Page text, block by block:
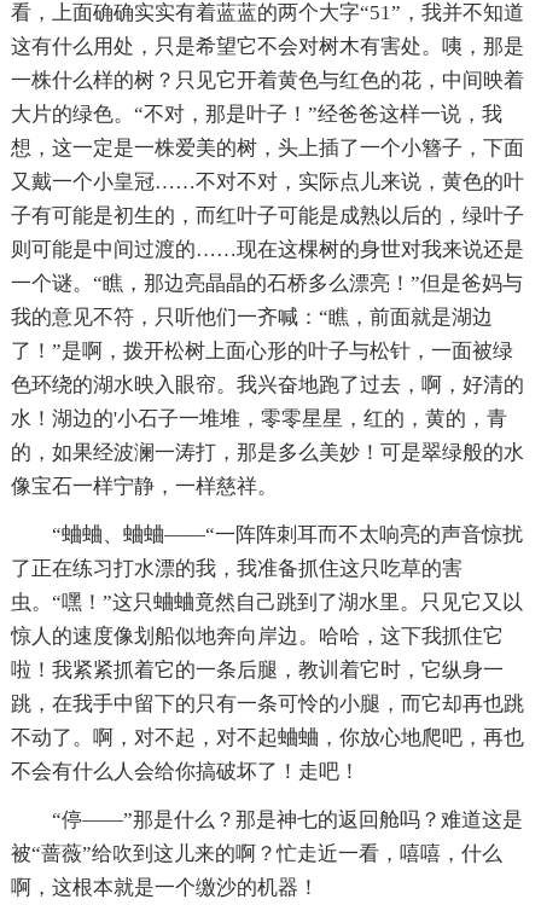
看，上面确确实实有着蓝蓝的两个大字“51”，我并不知道
这有什么用处，只是希望它不会对树木有害处。咦，那是
一株什么样的树？只见它开着黄色与红色的花，中间映着
大片的绿色。“不对，那是叶子！”经爸爸这样一说，我
想，这一定是一株爱美的树，头上插了一个小簪子，下面
又戴一个小皇冠……不对不对，实际点儿来说，黄色的叶
子有可能是初生的，而红叶子可能是成熟以后的，绿叶子
则可能是中间过渡的……现在这棵树的身世对我来说还是
一个谜。“瞧，那边亮晶晶的石桥多么漂亮！”但是爸妈与
我的意见不符，只听他们一齐喊：“瞧，前面就是湖边
了！”是啊，拨开松树上面心形的叶子与松针，一面被绿
色环绕的湖水映入眼帘。我兴奋地跑了过去，啊，好清的
水！湖边的'小石子一堆堆，零零星星，红的，黄的，青
的，如果经波澜一涛打，那是多么美妙！可是翠绿般的水
像宝石一样宁静，一样慈祥。
“蛐蛐、蛐蛐——“一阵阵刺耳而不太响亮的声音惊扰
了正在练习打水漂的我，我准备抓住这只吃草的害
虫。“嘿！”这只蛐蛐竟然自己跳到了湖水里。只见它又以
惊人的速度像划船似地奔向岸边。哈哈，这下我抓住它
啦！我紧紧抓着它的一条后腿，教训着它时，它纵身一
跳，在我手中留下的只有一条可怜的小腿，而它却再也跳
不动了。啊，对不起，对不起蛐蛐，你放心地爬吧，再也
不会有什么人会给你搞破坏了！走吧！
“停——”那是什么？那是神七的返回舱吗？难道这是
被“蔷薇”给吹到这儿来的啊？忙走近一看，嘻嘻，什么
啊，这根本就是一个缴沙的机器！